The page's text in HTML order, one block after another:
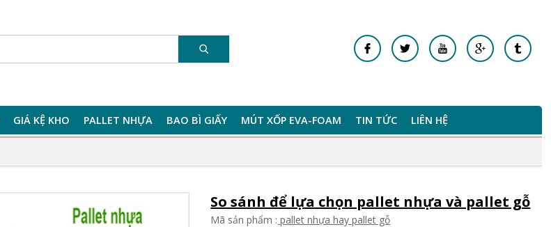
GIÁ KỆ KHO PALLET NHỰA BAO BÌ GIẤY MÚT XỐP EVA-FOAM TIN TỨC LIÊN HỆ
So sánh để lựa chọn pallet nhựa và pallet gỗ
Mã sản phẩm : pallet nhựa hay pallet gỗ